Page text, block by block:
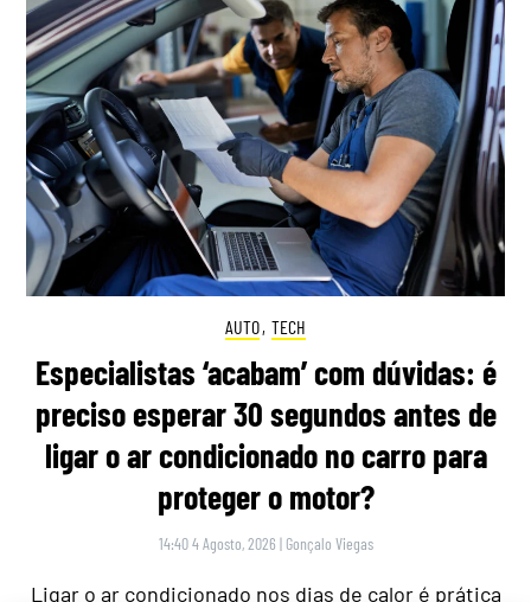
AUTO, TECH
Especialistas ‘acabam’ com dúvidas: é
preciso esperar 30 segundos antes de
ligar o ar condicionado no carro para
proteger o motor?
14:40 4 Agosto, 2026 | Gonçalo Viegas
Ligar o ar condicionado nos dias de calor é prática